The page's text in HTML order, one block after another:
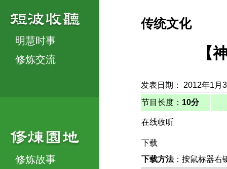
明慧时事
修炼交流
修炼故事
传统文化
【
发表日期： 2012年1月
节目长度： 10分
在线收听
下载
下载方法：按鼠标器右